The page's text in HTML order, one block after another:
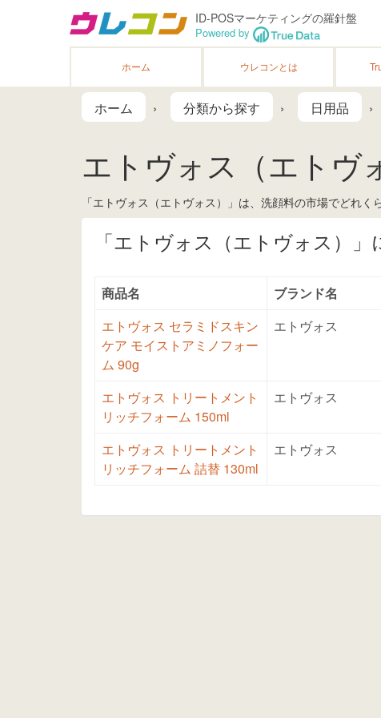
ID-POSマーケティングの羅針盤
Powered by
ホーム ウレコンとは
ホーム 分類から探す 日用品
エトヴォス（エトヴ
「エトヴォス（エトヴォス）」は、洗顔料の市場でどれ
「エトヴォス（エトヴォス）
商品名 ブランド名
エトヴォス セラミドスキン
ケア モイストアミノフォー
ム 90g
エトヴォス
エトヴォス トリートメント
リッチフォーム 150ml
エトヴォス
エトヴォス トリートメント
リッチフォーム 詰替 130ml
エトヴォス